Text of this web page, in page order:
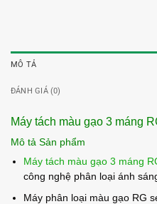
MÔ TẢ
ĐÁNH GIÁ (0)
Máy tách màu gạo 3 máng
Mô tả Sản phẩm
Máy tách màu gạo 3 máng
công nghệ phân loại ánh
Máy phân loại màu gạo RG